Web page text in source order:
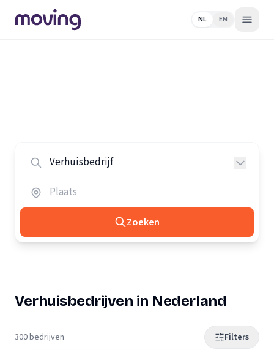
NL EN
Zoeken
Verhuisbedrijven in Nederland
300 bedrijven Filters